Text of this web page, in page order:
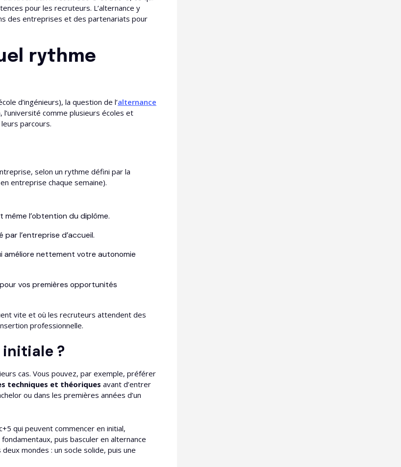
pour les recruteurs. L’alternance y
des entreprises et des partenariats pour
rythme
d’ingénieurs), la question de l’alternance
comme plusieurs écoles et
parcours.
selon un rythme défini par la
entreprise chaque semaine).
même l’obtention du diplôme.​
l’entreprise d’accueil.
améliore nettement votre autonomie
vos premières opportunités
vite et où les recruteurs attendent des
professionnelle.​
?
cas. Vous pouvez, par exemple, préférer
techniques et théoriques avant d’entrer
ou dans les premières années d’un
qui peuvent commencer en initial,
puis basculer en alternance
mondes : un socle solide, puis une